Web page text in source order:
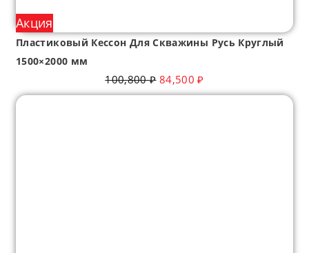
Акция
Пластиковый Кессон Для Скважины Русь Круглый
1500×2000 мм
100,800₽ 84,500₽